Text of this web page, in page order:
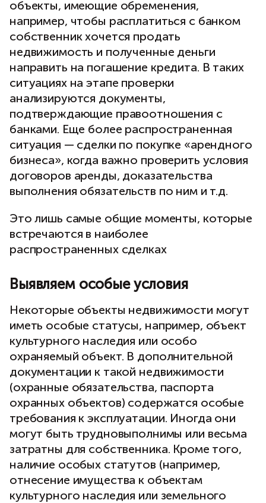
объекты, имеющие обременения,
например, чтобы расплатиться с банком
собственник хочется продать
недвижимость и полученные деньги
направить на погашение кредита. В таких
ситуациях на этапе проверки
анализируются документы,
подтверждающие правоотношения с
банками. Еще более распространенная
ситуация — сделки по покупке «арендного
бизнеса», когда важно проверить условия
договоров аренды, доказательства
выполнения обязательств по ним и т.д.
Это лишь самые общие моменты, которые
встречаются в наиболее
распространенных сделках
Выявляем особые условия
Некоторые объекты недвижимости могут
иметь особые статусы, например, объект
культурного наследия или особо
охраняемый объект. В дополнительной
документации к такой недвижимости
(охранные обязательства, паспорта
охранных объектов) содержатся особые
требования к эксплуатации. Иногда они
могут быть трудновыполнимы или весьма
затратны для собственника. Кроме того,
наличие особых статутов (например,
отнесение имущества к объектам
культурного наследия или земельного